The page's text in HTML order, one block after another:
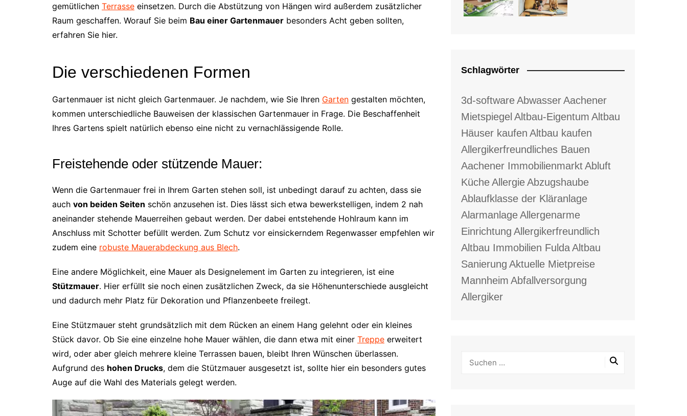
gemütlichen Terrasse einsetzen. Durch die Abstützung von Hängen wird außerdem zusätzlicher
Raum geschaffen. Worauf Sie beim Bau einer Gartenmauer besonders Acht geben sollten,
erfahren Sie hier.
Die verschiedenen Formen
Gartenmauer ist nicht gleich Gartenmauer. Je nachdem, wie Sie Ihren Garten gestalten möchten,
kommen unterschiedliche Bauweisen der klassischen Gartenmauer in Frage. Die Beschaffenheit
Ihres Gartens spielt natürlich ebenso eine nicht zu vernachlässigende Rolle.
Freistehende oder stützende Mauer:
Wenn die Gartenmauer frei in Ihrem Garten stehen soll, ist unbedingt darauf zu achten, dass sie
auch von beiden Seiten schön anzusehen ist. Dies lässt sich etwa bewerkstelligen, indem 2 nah
aneinander stehende Mauerreihen gebaut werden. Der dabei entstehende Hohlraum kann im
Anschluss mit Schotter befüllt werden. Zum Schutz vor einsickerndem Regenwasser empfehlen wir
zudem eine robuste Mauerabdeckung aus Blech.
Eine andere Möglichkeit, eine Mauer als Designelement im Garten zu integrieren, ist eine
Stützmauer. Hier erfüllt sie noch einen zusätzlichen Zweck, da sie Höhenunterschiede ausgleicht
und dadurch mehr Platz für Dekoration und Pflanzenbeete freilegt.
Eine Stützmauer steht grundsätzlich mit dem Rücken an einem Hang gelehnt oder ein kleines
Stück davor. Ob Sie eine einzelne hohe Mauer wählen, die dann etwa mit einer Treppe erweitert
wird, oder aber gleich mehrere kleine Terrassen bauen, bleibt Ihren Wünschen überlassen.
Aufgrund des hohen Drucks, dem die Stützmauer ausgesetzt ist, sollte hier ein besonders gutes
Auge auf die Wahl des Materials gelegt werden.
Schlagwörter
3d-softwareAbwasserAachener
Mietspiegel Altbau-Eigentum Altbau
Häuser kaufen Altbau kaufen
Allergikerfreundliches Bauen
Aachener ImmobilienmarktAbluft
KücheAllergieAbzugshaube
Ablaufklasse der Kläranlage
AlarmanlageAllergenarme
Einrichtung Allergikerfreundlich
Altbau Immobilien FuldaAltbau
Sanierung Aktuelle Mietpreise
Mannheim Abfallversorgung
Allergiker